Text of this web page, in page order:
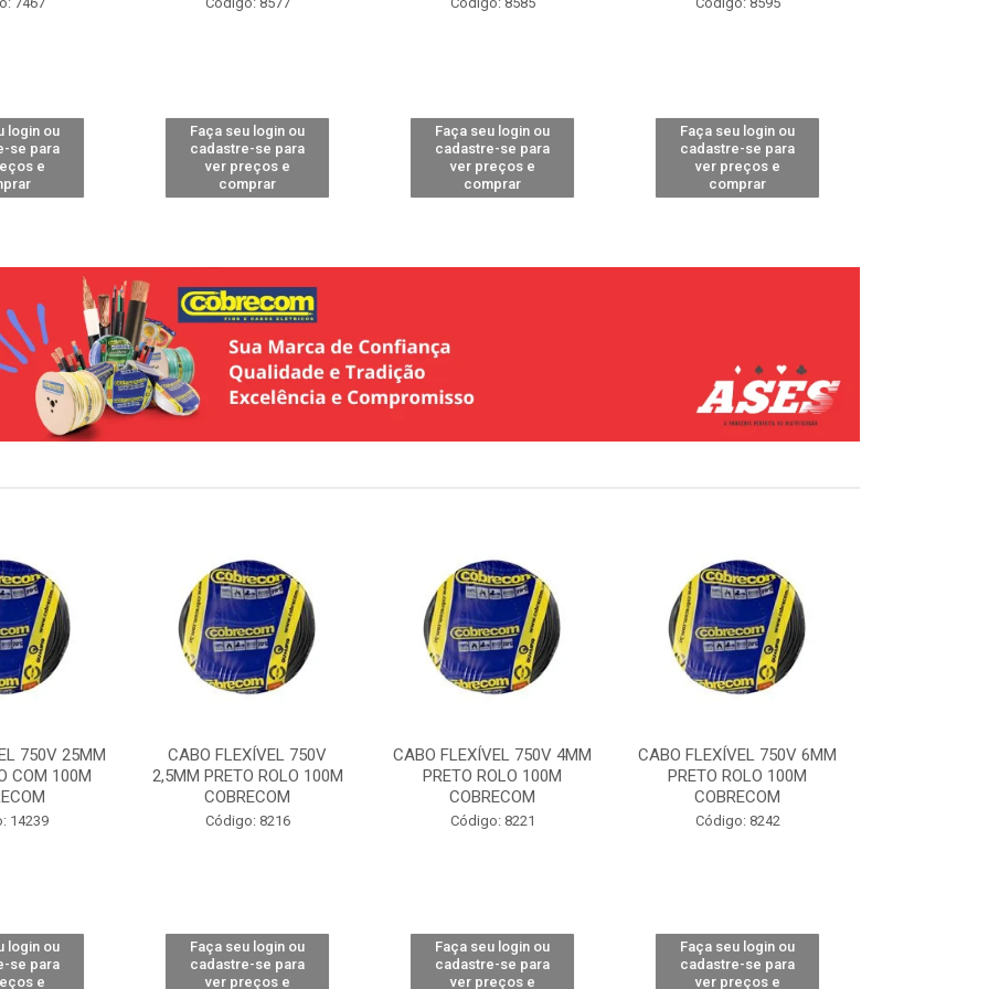
login ou
se para
e
Faça seu login ou
cadastre-se para
ver preços e
comprar
Faça seu login ou
cadastre-se para
ver preços e
comprar
Faça seu login ou
cadastre-se para
ver preços e
comprar
750V 25MM
COM 100M
14239
login ou
se para
e
CABO FLEXÍVEL 750V
2,5MM PRETO ROLO 100M
COBRECOM
Código: 8216
Faça seu login ou
cadastre-se para
ver preços e
CABO FLEXÍVEL 750V 4MM
PRETO ROLO 100M
COBRECOM
Código: 8221
Faça seu login ou
cadastre-se para
ver preços e
CABO FLEXÍVEL 750V 6MM
PRETO ROLO 100M
COBRECOM
Código: 8242
Faça seu login ou
cadastre-se para
ver preços e